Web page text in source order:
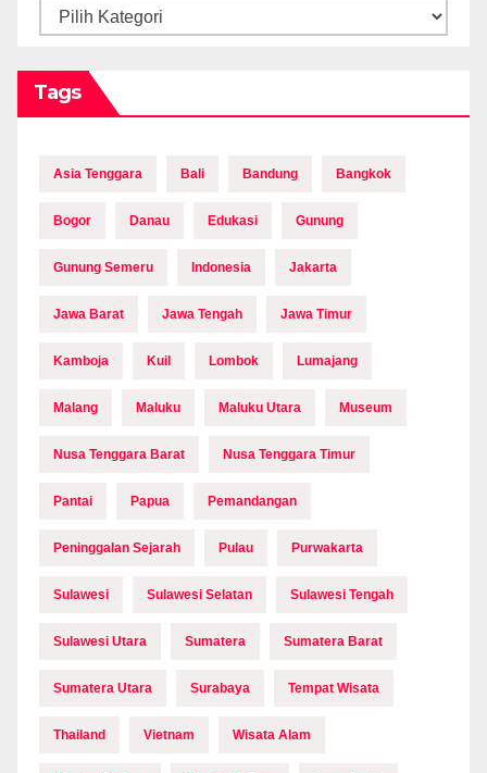
Tags
Asia Tenggara Bali Bandung Bangkok
Bogor Danau Edukasi Gunung
Gunung Semeru Indonesia Jakarta
Jawa Barat Jawa Tengah Jawa Timur
Kamboja Kuil Lombok Lumajang
Malang Maluku Maluku Utara Museum
Nusa Tenggara Barat Nusa Tenggara Timur
Pantai Papua Pemandangan
Peninggalan Sejarah Pulau Purwakarta
Sulawesi Sulawesi Selatan Sulawesi Tengah
Sulawesi Utara Sumatera Sumatera Barat
Sumatera Utara Surabaya Tempat Wisata
Thailand Vietnam Wisata Alam